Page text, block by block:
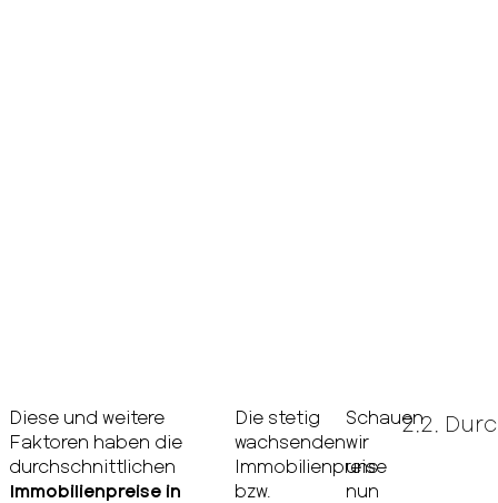
Diese und weitere
Faktoren haben die
durchschnittlichen
Immobilienpreise in
Die stetig
wachsenden
Immobilienpreise
bzw.
Schauen
wir
uns
nun
2.2.